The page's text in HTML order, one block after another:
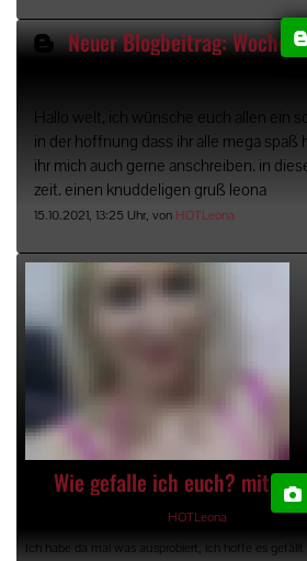
Neuer Blogbeitrag:
Hallo welt, ich wünsche euch allen ein
in der hoffnung dass ihr alle mega spaß
ihr mich auch gerne anschreiben. in
zeit. einen knuddeligen gruß leona
15.10.2021, 13:25 Uhr, von HOTLeona
Wie gefalle ich euch? mit 80
HOTLeona
Ich habe da mal was ausprobiert, ich hoffe es